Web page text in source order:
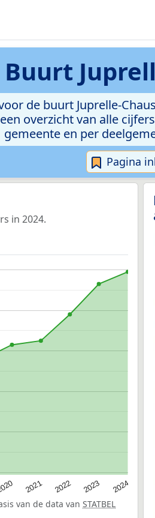
Buurt
de buurt Juprelle-
overzicht van alle
gemeente en per
Pagina
in 2024.
2021 2022 2023 2024
van de data van STATBEL